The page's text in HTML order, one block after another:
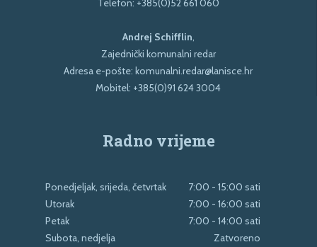
Andrej Schifflin
Zajednički komunalni redar
Adresa e-pošte: komunalni.redar@lanisce.hr
Mobitel: +385(0)91 624 3004
Radno vrijeme
Ponedjeljak, srijeda, četvrtak
7:00 - 15:00 sati
Utorak
7:00 - 16:00 sati
Petak
7:00 - 14:00 sati
Subota, nedjelja
Zatvoreno